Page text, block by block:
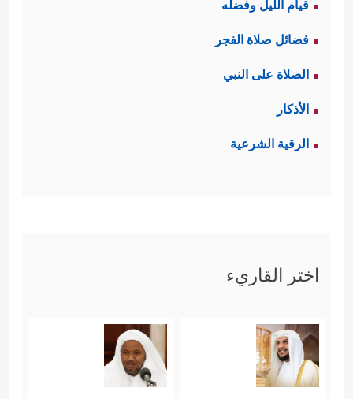
قيام الليل وفضله
فضائل صلاة الفجر
الصلاة على النبي
الأذكار
الرقية الشرعية
اختر القاريء